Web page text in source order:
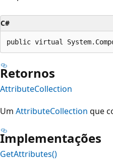
C#
public virtual
Retornos
AttributeCollection
Um AttributeCollection que
Implementações
GetAttributes()